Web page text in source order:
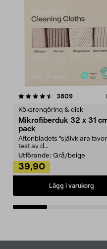
3809recensioner
Köksrengöring & disk
Mikrofiberduk 32 x 31
pack
Aftonbladets "självklara
test av d...
Utförande: Grå/beige
39,90
Lägg i varukorg
4.0av 5 stjärnor